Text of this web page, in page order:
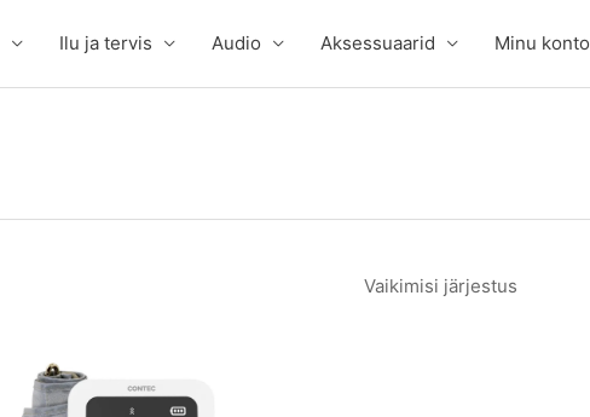
Ilu ja tervis Audio Aksessuaarid Minu konto